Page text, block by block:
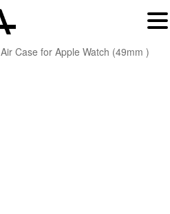
Air Case for Apple Watch (49mm )